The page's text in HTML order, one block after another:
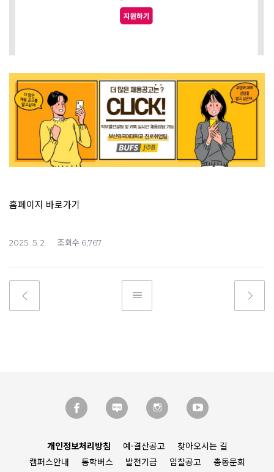
홈페이지 바로가기
2025. 5. 2 조회수 6,767
개인정보처리방침 예·결산공고
찾아오시는 길
캠퍼스안내
통학버스 발전기금 입찰공고
총동문회